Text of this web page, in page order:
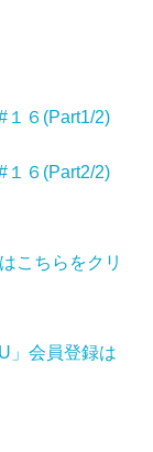
１６(Part1/2)
１６(Part2/2)
こちらをクリ
」会員登録は